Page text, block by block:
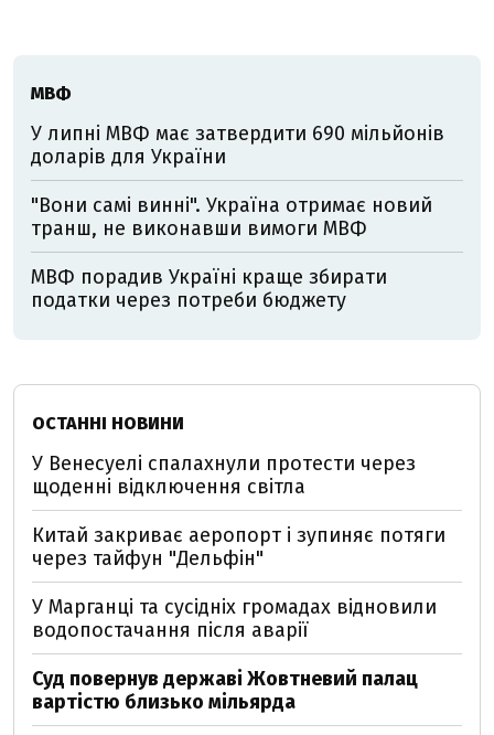
МВФ
У липні МВФ має затвердити 690 мільйонів
доларів для України
"Вони самі винні". Україна отримає новий
транш, не виконавши вимоги МВФ
МВФ порадив Україні краще збирати
податки через потреби бюджету
ОСТАННІ НОВИНИ
У Венесуелі спалахнули протести через
щоденні відключення світла
Китай закриває аеропорт і зупиняє потяги
через тайфун "Дельфін"
У Марганці та сусідніх громадах відновили
водопостачання після аварії
Суд повернув державі Жовтневий палац
вартістю близько мільярда